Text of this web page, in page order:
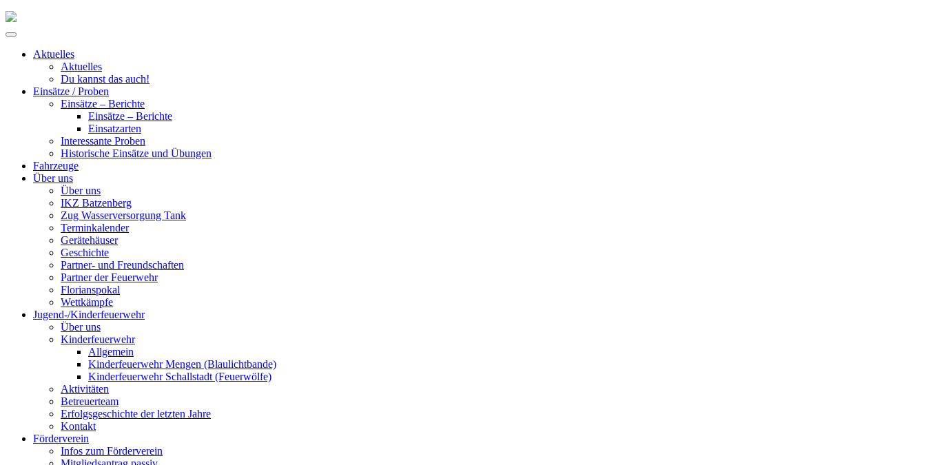
Skip
Primary
Aktuelles
Aktuelles
Du kannst das auch!
Einsätze / Proben
Einsätze – Berichte
Einsätze – Berichte
Einsatzarten
Interessante Proben
Historische Einsätze und Übungen
Fahrzeuge
Über uns
Über uns
IKZ Batzenberg
Zug Wasserversorgung Tank
Terminkalender
Gerätehäuser
Geschichte
Partner- und Freundschaften
Partner der Feuerwehr
Florianspokal
Wettkämpfe
Jugend-/Kinderfeuerwehr
Über uns
Kinderfeuerwehr
Allgemein
Kinderfeuerwehr Mengen (Blaulichtbande)
Kinderfeuerwehr Schallstadt (Feuerwölfe)
Aktivitäten
Betreuerteam
Erfolgsgeschichte der letzten Jahre
Kontakt
Förderverein
Infos zum Förderverein